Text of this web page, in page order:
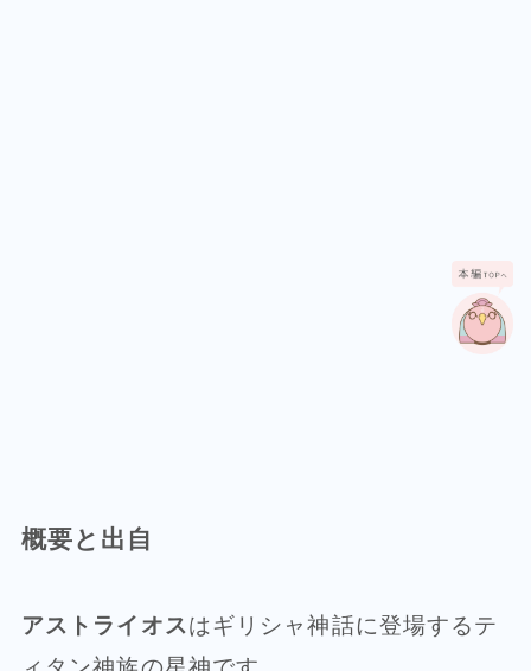
概要と出自
アストライオスはギリシャ神話に登場するテ